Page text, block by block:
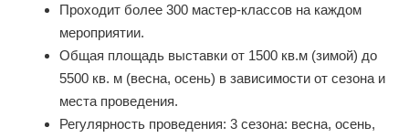
Проходит более 300 мастер-классов на каждом
мероприятии.
Общая площадь выставки от 1500 кв.м (зимой) до
5500 кв. м (весна, осень) в зависимости от сезона и
места проведения.
Регулярность проведения: 3 сезона: весна, осень,